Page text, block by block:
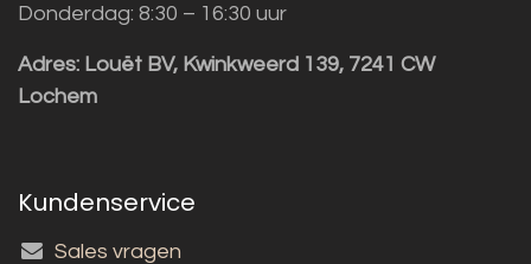
Donderdag: 8:30 – 16:30 uur
Adres: Louët BV, Kwinkweerd 139, 7241 CW
Lochem
Kundenservice
Sales vragen